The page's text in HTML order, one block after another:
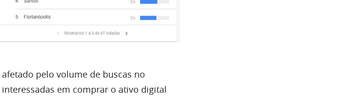
pelo volume de buscas no
em comprar o ativo digital